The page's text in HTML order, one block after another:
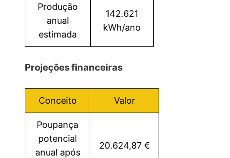
Produção
anual
estimada
142.621
kWh/ano
Projeções financeiras
Conceito Valor
Poupança
potencial
anual após
20.624,87 €